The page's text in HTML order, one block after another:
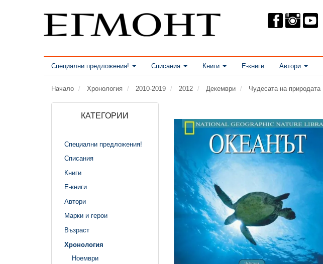
Специални предложения! Списания Книги Е-книги Автори
Начало Хронология 2010-2019 2012 Декември Чудесата на природата
КАТЕГОРИИ
Специални предложения!
Списания
Книги
Е-книги
Автори
Марки и герои
Възраст
Хронология
Ноември